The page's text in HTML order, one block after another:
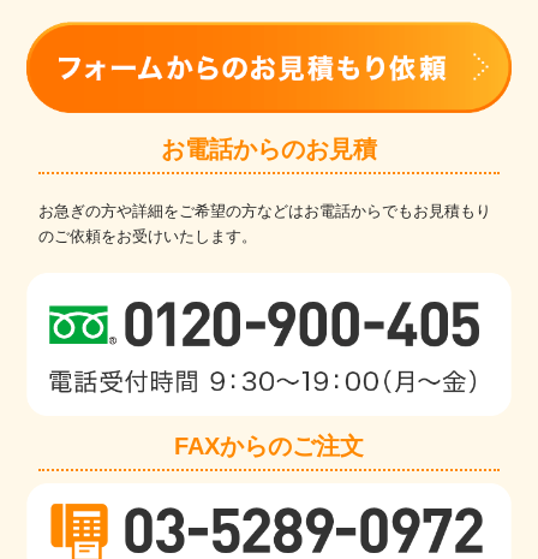
お電話からのお見積
お急ぎの方や詳細をご希望の方などはお電話からでもお見積もり
のご依頼をお受けいたします。
FAXからのご注文